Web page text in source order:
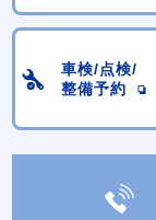
車検/点検/
整備予約